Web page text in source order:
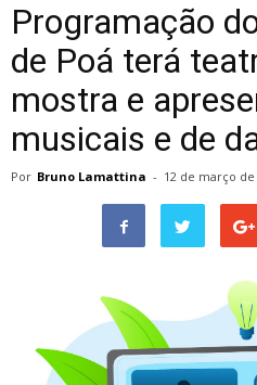
Programação
de Poá terá
mostra e
musicais e de
Por Bruno Lamattina - 12 de março de